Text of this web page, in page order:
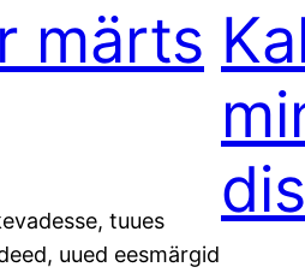
märts
tuues
uued eesmärgid